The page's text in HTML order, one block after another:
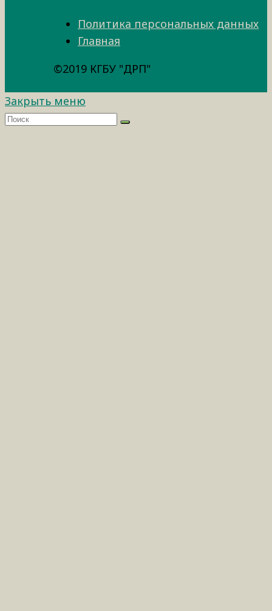
Политика персональных данных
Главная
©2019 КГБУ "ДРП"
Закрыть меню